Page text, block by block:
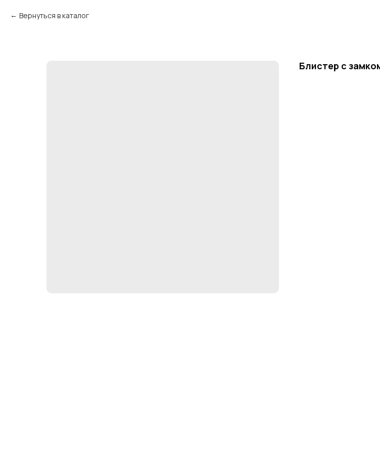
Вернуться в каталог
Блистер с